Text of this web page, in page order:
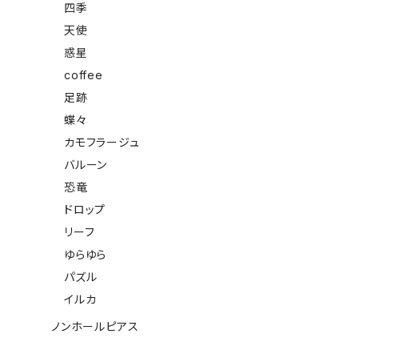
四季
天使
惑星
coffee
足跡
蝶々
カモフラージュ
バルーン
恐竜
ドロップ
リーフ
ゆらゆら
パズル
イルカ
ノンホールピアス